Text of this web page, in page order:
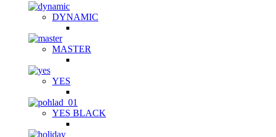
DYNAMIC
MASTER
YES
YES BLACK